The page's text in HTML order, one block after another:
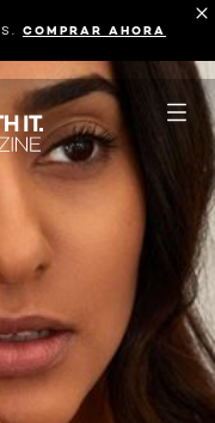
COMPRAR AHORA